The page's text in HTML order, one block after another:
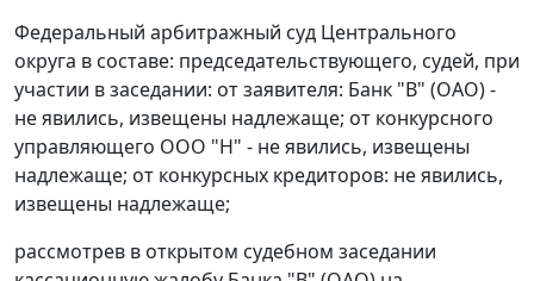
Федеральный арбитражный суд Центрального
округа в составе: председательствующего, судей, при
участии в заседании: от заявителя: Банк "В" (ОАО) -
не явились, извещены надлежаще; от конкурсного
управляющего ООО "Н" - не явились, извещены
надлежаще; от конкурсных кредиторов: не явились,
извещены надлежаще;
рассмотрев в открытом судебном заседании